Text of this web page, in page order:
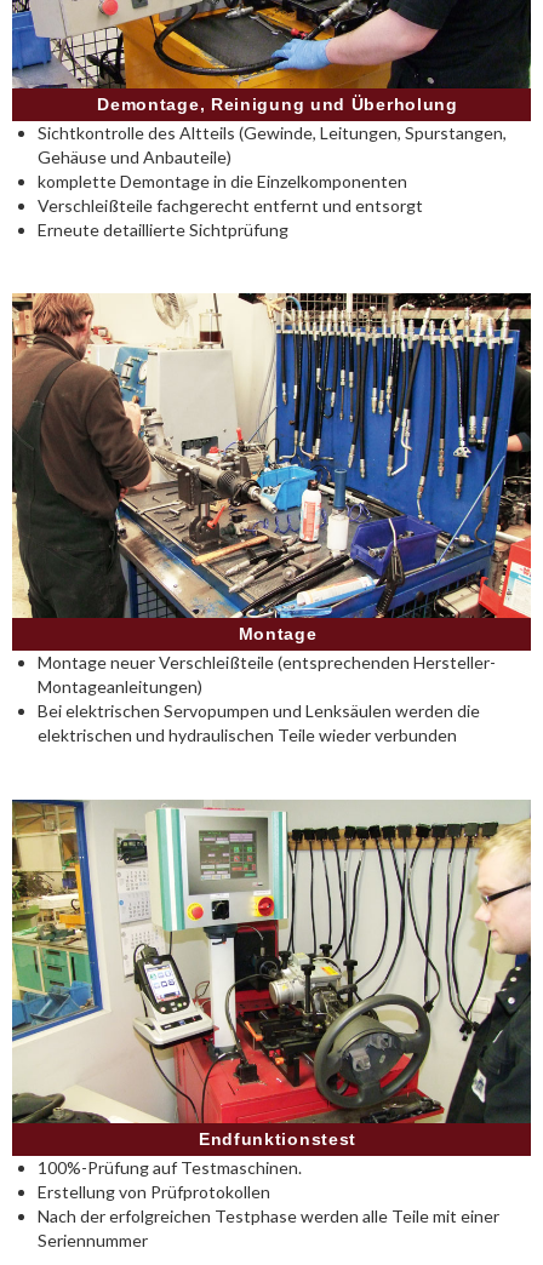
Demontage, Reinigung und Überholung
Sichtkontrolle des Altteils (Gewinde, Leitungen, Spurstangen,
Gehäuse und Anbauteile)
komplette Demontage in die Einzelkomponenten
Verschleißteile fachgerecht entfernt und entsorgt
Erneute detaillierte Sichtprüfung
Montage
Montage neuer Verschleißteile (entsprechenden Hersteller-
Montageanleitungen)
Bei elektrischen Servopumpen und Lenksäulen werden die
elektrischen und hydraulischen Teile wieder verbunden
Endfunktionstest
100%-Prüfung auf Testmaschinen.
Erstellung von Prüfprotokollen
Nach der erfolgreichen Testphase werden alle Teile mit einer
Seriennummer